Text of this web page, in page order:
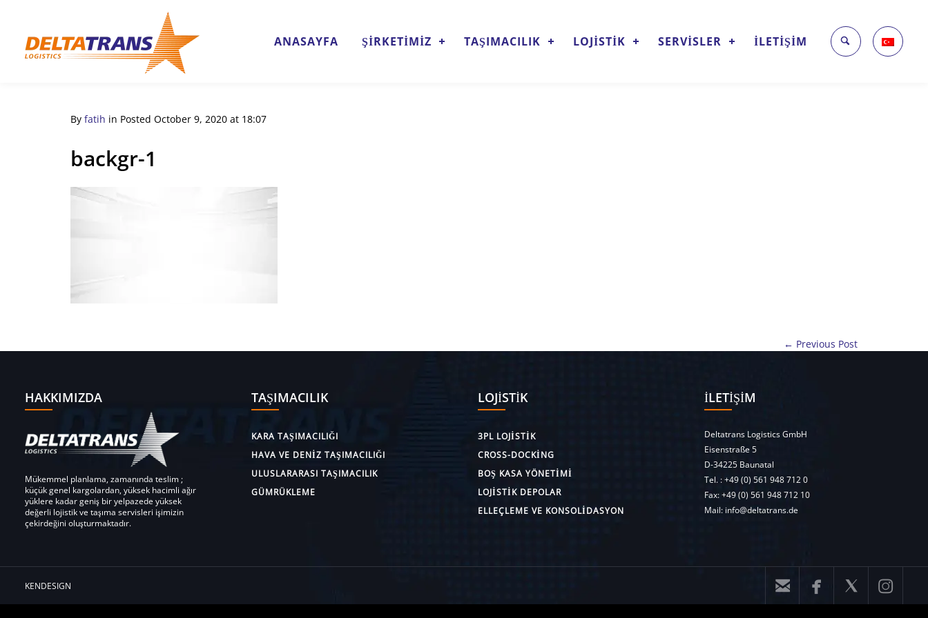
ANASAYFA ŞİRKETİMİZ TAŞIMACILIK LOJİSTİK SERVİSLER İLETİŞİM
By fatih in Posted October 9, 2020 at 18:07
backgr-1
← Previous Post
HAKKIMIZDA
Mükemmel planlama, zamanında teslim ;
küçük genel kargolardan, yüksek hacimli ağır
yüklere kadar geniş bir yelpazede yüksek
değerli lojistik ve taşıma servisleri işimizin
çekirdeğini oluşturmaktadır.
TAŞIMACILIK
KARA TAŞIMACILIĞI
HAVA VE DENIZ TAŞIMACILIĞI
ULUSLARARASI TAŞIMACILIK
GÜMRÜKLEME
LOJISTIK
3PL LOJISTIK
CROSS-DOCKING
BOŞ KASA YÖNETIMI
LOJISTIK DEPOLAR
ELLEÇLEME VE KONSOLIDASYON
İLETIŞIM
Deltatrans Logistics GmbH
Eisenstraße 5
D-34225 Baunatal
Tel. :+49 (0) 561 948 712 0
Fax: +49 (0) 561 948 712 10
Mail: info@deltatrans.de
KENDESIGN    